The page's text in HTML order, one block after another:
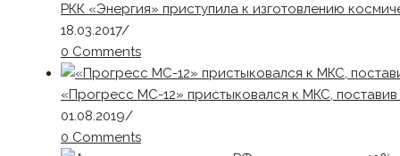
РКК «Энергия» приступила к изготовлению
18.03.2017/
0 Comments
«Прогресс МС-12» пристыковался к МКС,
01.08.2019/
0 Comments